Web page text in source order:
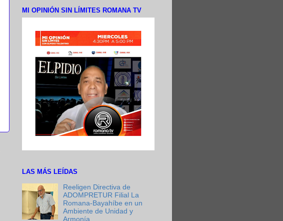
MI OPINIÓN SIN LÍMITES ROMANA TV
LAS MÁS LEÍDAS
Reeligen Directiva de
ADOMPRETUR Filial La
Romana-Bayahíbe en un
Ambiente de Unidad y
Armonía